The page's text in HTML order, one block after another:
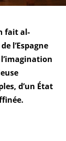
fait al-
l’Espagne
d’un État